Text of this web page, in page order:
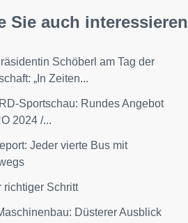
Sie auch interessieren
Schöberl am Tag der
„In Zeiten...
Sportschau: Rundes Angebot
2024 /...
Jeder vierte Bus mit
richtiger Schritt
Düsterer Ausblick